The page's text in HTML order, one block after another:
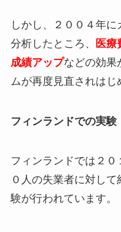
しかし、２００４年
分析したところ、
医療
成績アップなどの効果
ムが再度見直されはじ
フィンランドでの実験
フィンランドでは２０
０人の失業者に対し
験が行われています。